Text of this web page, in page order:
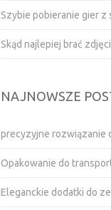
Szybie pobieranie gier z
Skąd najlepiej brać
NAJNOWSZE
precyzyjne rozwiązanie
Opakowanie do
Eleganckie dodatki do